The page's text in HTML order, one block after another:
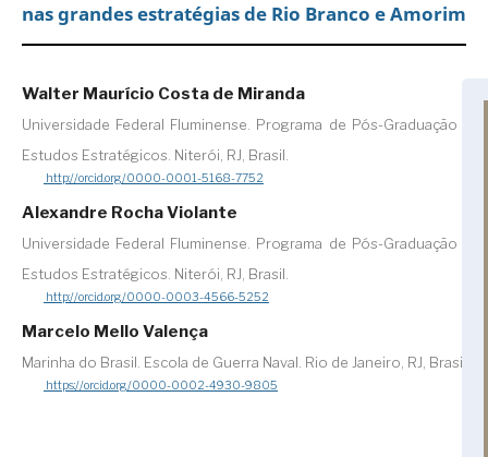
nas grandes estratégias de Rio Branco e Amorim
Walter Maurício Costa de Miranda
Universidade Federal Fluminense. Programa de Pós-Graduação em
Estudos Estratégicos. Niterói, RJ, Brasil.
http://orcid.org/0000-0001-5168-7752
Alexandre Rocha Violante
Universidade Federal Fluminense. Programa de Pós-Graduação em
Estudos Estratégicos. Niterói, RJ, Brasil.
http://orcid.org/0000-0003-4566-5252
Marcelo Mello Valença
Marinha do Brasil. Escola de Guerra Naval. Rio de Janeiro, RJ, Brasil.
https://orcid.org/0000-0002-4930-9805